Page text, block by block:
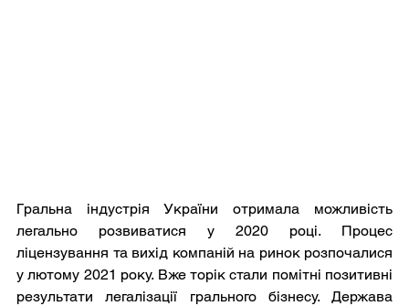
Гральна індустрія України отримала можливість
легально розвиватися у 2020 році. Процес
ліцензування та вихід компаній на ринок розпочалися
у лютому 2021 року. Вже торік стали помітні позитивні
результати легалізації грального бізнесу. Держава